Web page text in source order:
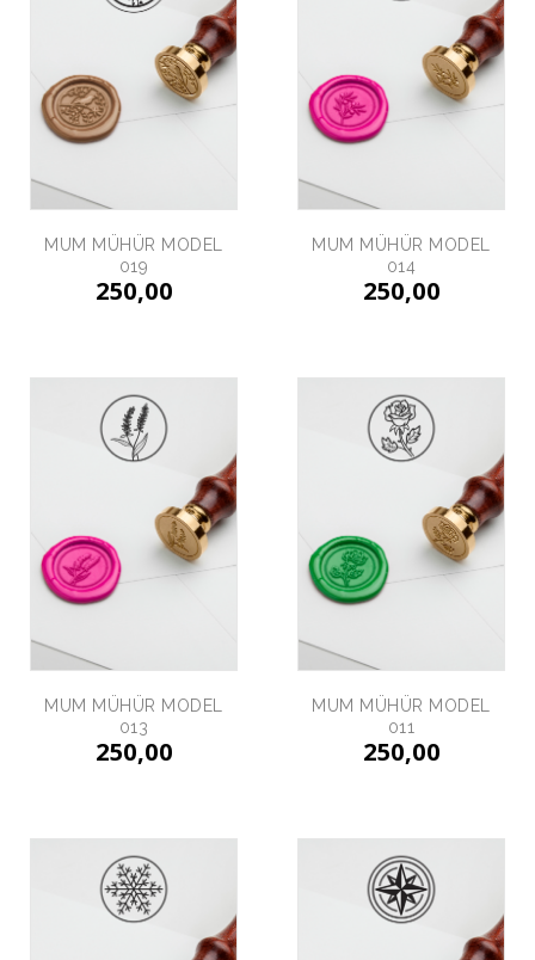
MUM MÜHÜR MODEL
019
250,00
MUM MÜHÜR MODEL
014
250,00
MUM MÜHÜR MODEL
013
250,00
MUM MÜHÜR MODEL
011
250,00